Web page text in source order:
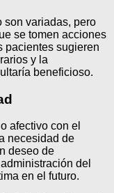
son variadas, pero
se tomen acciones
pacientes sugieren
y la
beneficioso.
afectivo con el
necesidad de
deseo de
del
en el futuro.